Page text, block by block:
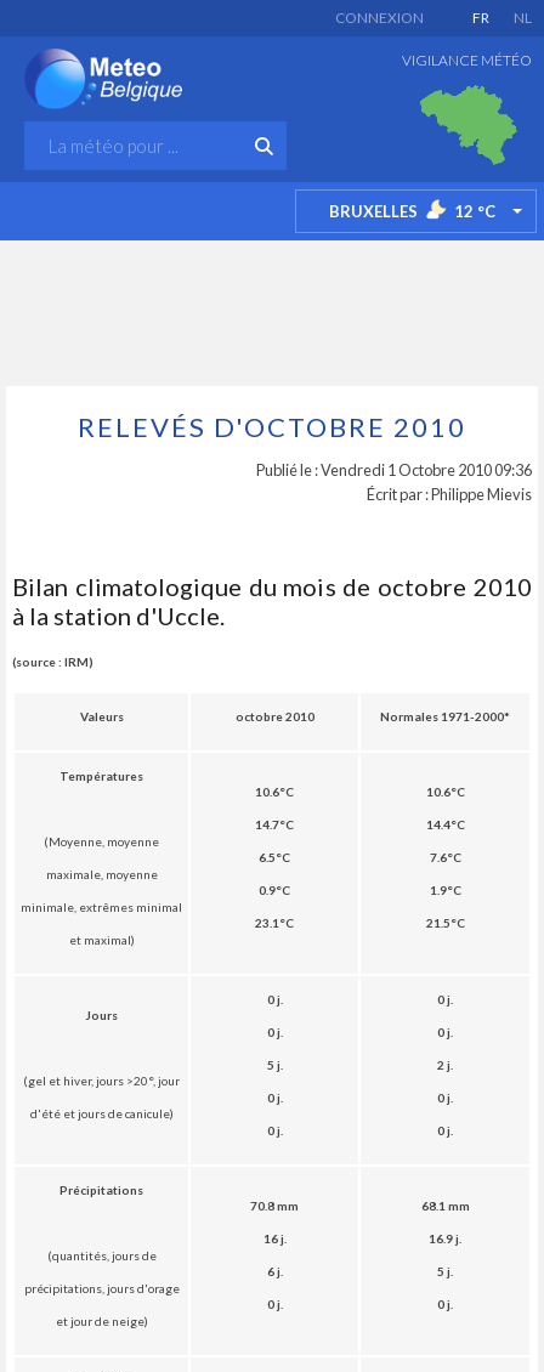
FR NL
CONNEXION
VIGILANCE MÉTÉO
BRUXELLES 12 °C
RELEVÉS D'OCTOBRE 2010
Publié le : Vendredi 1 Octobre 2010 09:36
Écrit par : Philippe Mievis
Bilan climatologique du mois de octobre 2010
à la station d'Uccle.
(source : IRM)
Valeurs octobre 2010 Normales 1971-2000*
Températures
(Moyenne, moyenne
maximale, moyenne
minimale, extrêmes minimal
et maximal)
10.6°C
14.7°C
6.5°C
0.9°C
23.1°C
10.6°C
14.4°C
7.6°C
1.9°C
21.5°C
Jours
(gel et hiver, jours >20°, jour
d'été et jours de canicule)
0 j.
0 j.
5 j.
0 j.
0 j.
0 j.
0 j.
2 j.
0 j.
0 j.
Précipitations
(quantités, jours de
précipitations, jours d'orage
et jour de neige)
70.8 mm
16 j.
6 j.
0 j.
68.1 mm
16.9 j.
5 j.
0 j.